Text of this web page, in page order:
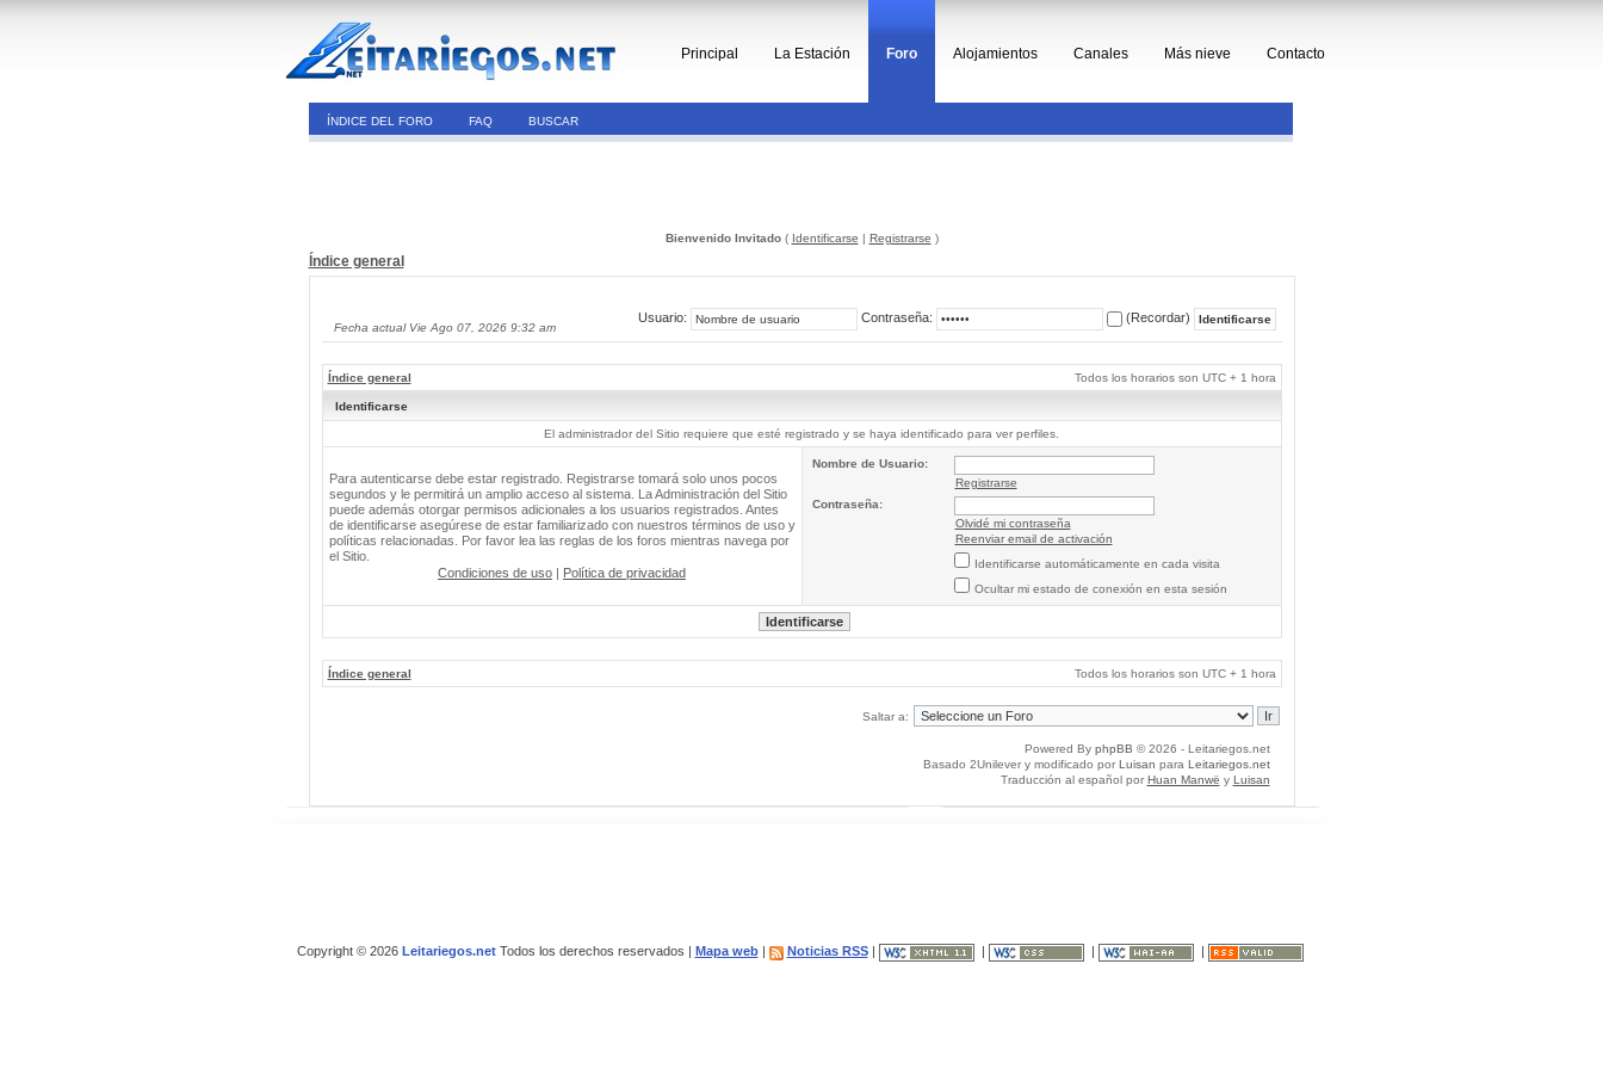
Principal La Estación Foro Alojamientos Canales Más nieve Contacto
ÍNDICE DEL FORO FAQ BUSCAR
Bienvenido Invitado( Identificarse | Registrarse )
Índice general
Fecha actual Vie Ago 07, 2026 9:32 am
Usuario: Contraseña: (Recordar)
Índice general Todos los horarios son UTC + 1 hora
Identificarse
El administrador del Sitio requiere que esté registrado y se haya identificado para ver perfiles.
Para autenticarse debe estar registrado. Registrarse tomará solo unos pocos
segundos y le permitirá un amplio acceso al sistema. La Administración del Sitio
puede además otorgar permisos adicionales a los usuarios registrados. Antes
de identificarse asegúrese de estar familiarizado con nuestros términos de uso y
políticas relacionadas. Por favor lea las reglas de los foros mientras navega por
el Sitio.
Condiciones de uso | Política de privacidad
Nombre de Usuario:
Registrarse
Contraseña:
Olvidé mi contraseña
Reenviar email de activación
Identificarse automáticamente en cada visita
Ocultar mi estado de conexión en esta sesión
Índice general Todos los horarios son UTC + 1 hora
Saltar a:
Powered By phpBB © 2026 - Leitariegos.net
Basado 2Unilever y modificado por Luisan para Leitariegos.net
Traducción al español por Huan Manwë y Luisan
Copyright © 2026 Leitariegos.netTodos los derechos reservados | Mapa web| Noticias RSS|